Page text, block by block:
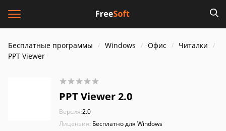
Бесплатные программы Windows Офис
Читалки
PPT Viewer
PPT Viewer 2.0
Версия:2.0
Лицензия: Бесплатно для Windows